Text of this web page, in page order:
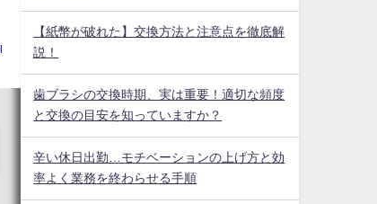
【紙幣が破れた】交換方法と注意点を徹底解
説！
歯ブラシの交換時期、実は重要！適切な頻度
と交換の目安を知っていますか？
辛い休日出勤…モチベーションの上げ方と効
率よく業務を終わらせる手順